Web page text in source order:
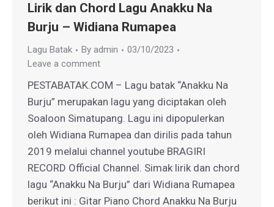
Lirik dan Chord Lagu Anakku Na
Burju – Widiana Rumapea
Lagu Batak By admin
03/10/2023
Leave a comment
PESTABATAK.COM – Lagu batak “Anakku Na
Burju” merupakan lagu yang diciptakan oleh
Soaloon Simatupang. Lagu ini dipopulerkan
oleh Widiana Rumapea dan dirilis pada tahun
2019 melalui channel youtube BRAGIRI
RECORD Official Channel. Simak lirik dan chord
lagu “Anakku Na Burju” dari Widiana Rumapea
berikut ini : Gitar Piano Chord Anakku Na Burju